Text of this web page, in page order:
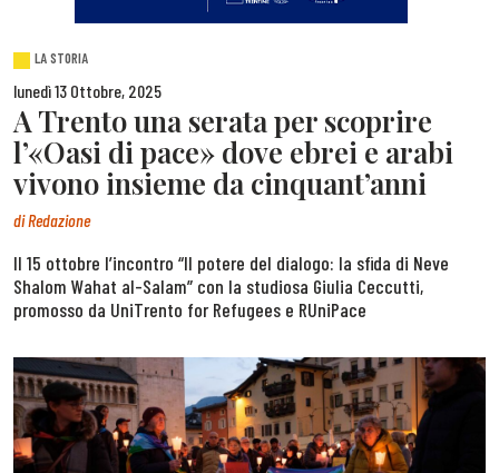
LA STORIA
lunedì 13 Ottobre, 2025
A Trento una serata per scoprire
l’«Oasi di pace» dove ebrei e arabi
vivono insieme da cinquant’anni
diRedazione
Il 15 ottobre l’incontro “Il potere del dialogo: la sfida di Neve
Shalom Wahat al-Salam” con la studiosa Giulia Ceccutti,
promosso da UniTrento for Refugees e RUniPace